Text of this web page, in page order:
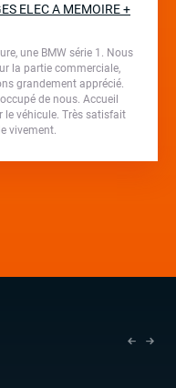
ELEC A MEMOIRE +
une BMW série 1. Nous
la partie commerciale,
grandement apprécié.
de nous. Accueil
véhicule. Très satisfait
vivement.